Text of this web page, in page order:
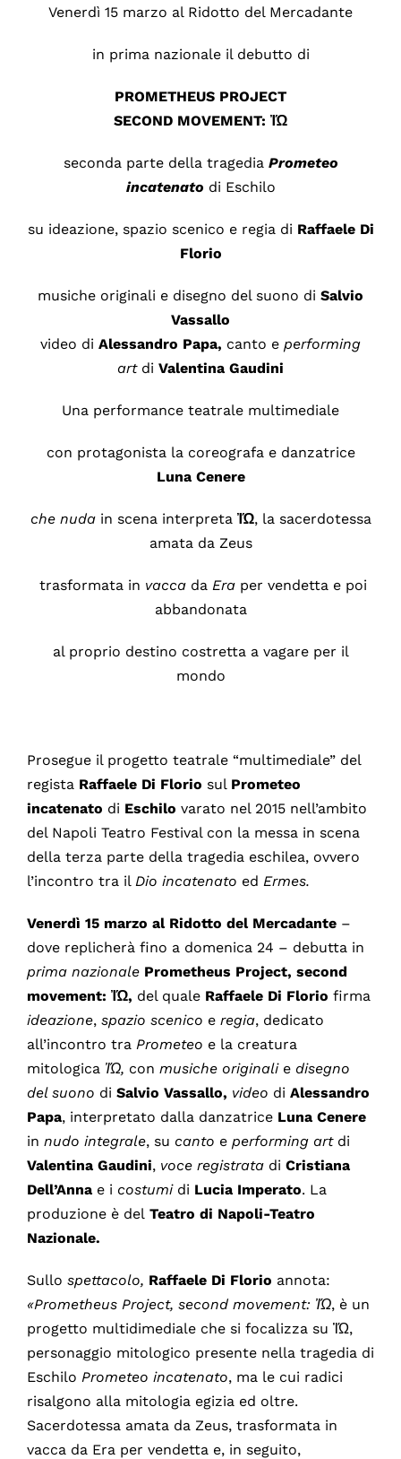
Venerdì 15 marzo al Ridotto del Mercadante
in prima nazionale il debutto di
PROMETHEUS PROJECT
SECOND MOVEMENT: ἸΏ
seconda parte della tragedia Prometeo
incatenato di Eschilo
su ideazione, spazio scenico e regia di Raffaele Di
Florio
musiche originali e disegno del suono di Salvio
Vassallo
video di Alessandro Papa, canto e performing
artdi Valentina Gaudini
Una performance teatrale multimediale
con protagonista la coreografa e danzatrice
Luna Cenere
che nudain scena interpreta ἸΏ, la sacerdotessa
amata da Zeus
trasformata in vaccada Eraper vendetta e poi
abbandonata
al proprio destino costretta a vagare per il
mondo
Prosegue il progetto teatrale “multimediale” del
regista Raffaele Di Florio sul Prometeo
incatenato di Eschilo varato nel 2015 nell’ambito
del Napoli Teatro Festival con la messa in scena
della terza parte della tragedia eschilea, ovvero
l’incontro tra il Dio incatenato ed Ermes.
Venerdì 15 marzo al Ridotto del Mercadante–
dove replicherà fino a domenica 24 – debutta in
prima nazionale Prometheus Project, second
movement: ἸΏ, del qualeRaffaele Di Florio firma
ideazione, spazio scenico e regia, dedicato
all’incontro tra Prometeo e la creatura
mitologica ἸΏ, con musiche originali e disegno
del suono di Salvio Vassallo, video di Alessandro
Papa, interpretato dalla danzatrice Luna Cenere
in nudo integrale, su canto eperforming artdi
Valentina Gaudini, voce registratadi Cristiana
Dell’Anna e i costumidi Lucia Imperato. La
produzione è del Teatro di Napoli-Teatro
Nazionale.
Sullo spettacolo, Raffaele Di Florio annota:
«Prometheus Project, second movement: ἸΏ, è un
progetto multidimediale che si focalizza su ἸΏ,
personaggio mitologico presente nella tragedia di
Eschilo Prometeo incatenato, ma le cui radici
risalgono alla mitologia egizia ed oltre.
Sacerdotessa amata da Zeus, trasformata in
vacca da Era per vendetta e, in seguito,